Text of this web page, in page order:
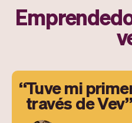
Tuve mi
través de Vev